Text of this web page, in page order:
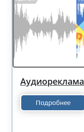
Подробнее